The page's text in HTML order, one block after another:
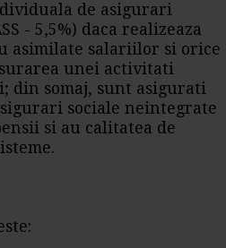
de asigurari
- 5,5%) daca realizeaza
asimilate salariilor si orice
unei activitati
din somaj, sunt asigurati
sociale neintegrate
si au calitatea de